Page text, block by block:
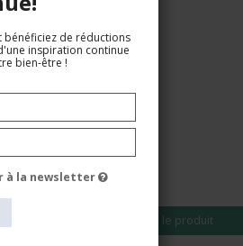
EUR 23,00
Voir le produit
bénéficiez de réductions
inspiration continue
bien-être !
à la newsletter